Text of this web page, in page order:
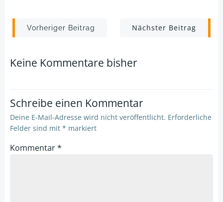
Post
navigation
Vorheriger Beitrag
Post
navigation
Nächster Beitrag
Keine Kommentare bisher
Schreibe einen Kommentar
Deine E-Mail-Adresse wird nicht veröffentlicht. Erforderliche
Felder sind mit * markiert
Kommentar*